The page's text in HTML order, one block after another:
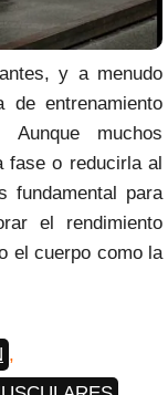
y a menudo
de entrenamiento
Aunque muchos
fase o reducirla al
fundamental para
el rendimiento
el cuerpo como la
,